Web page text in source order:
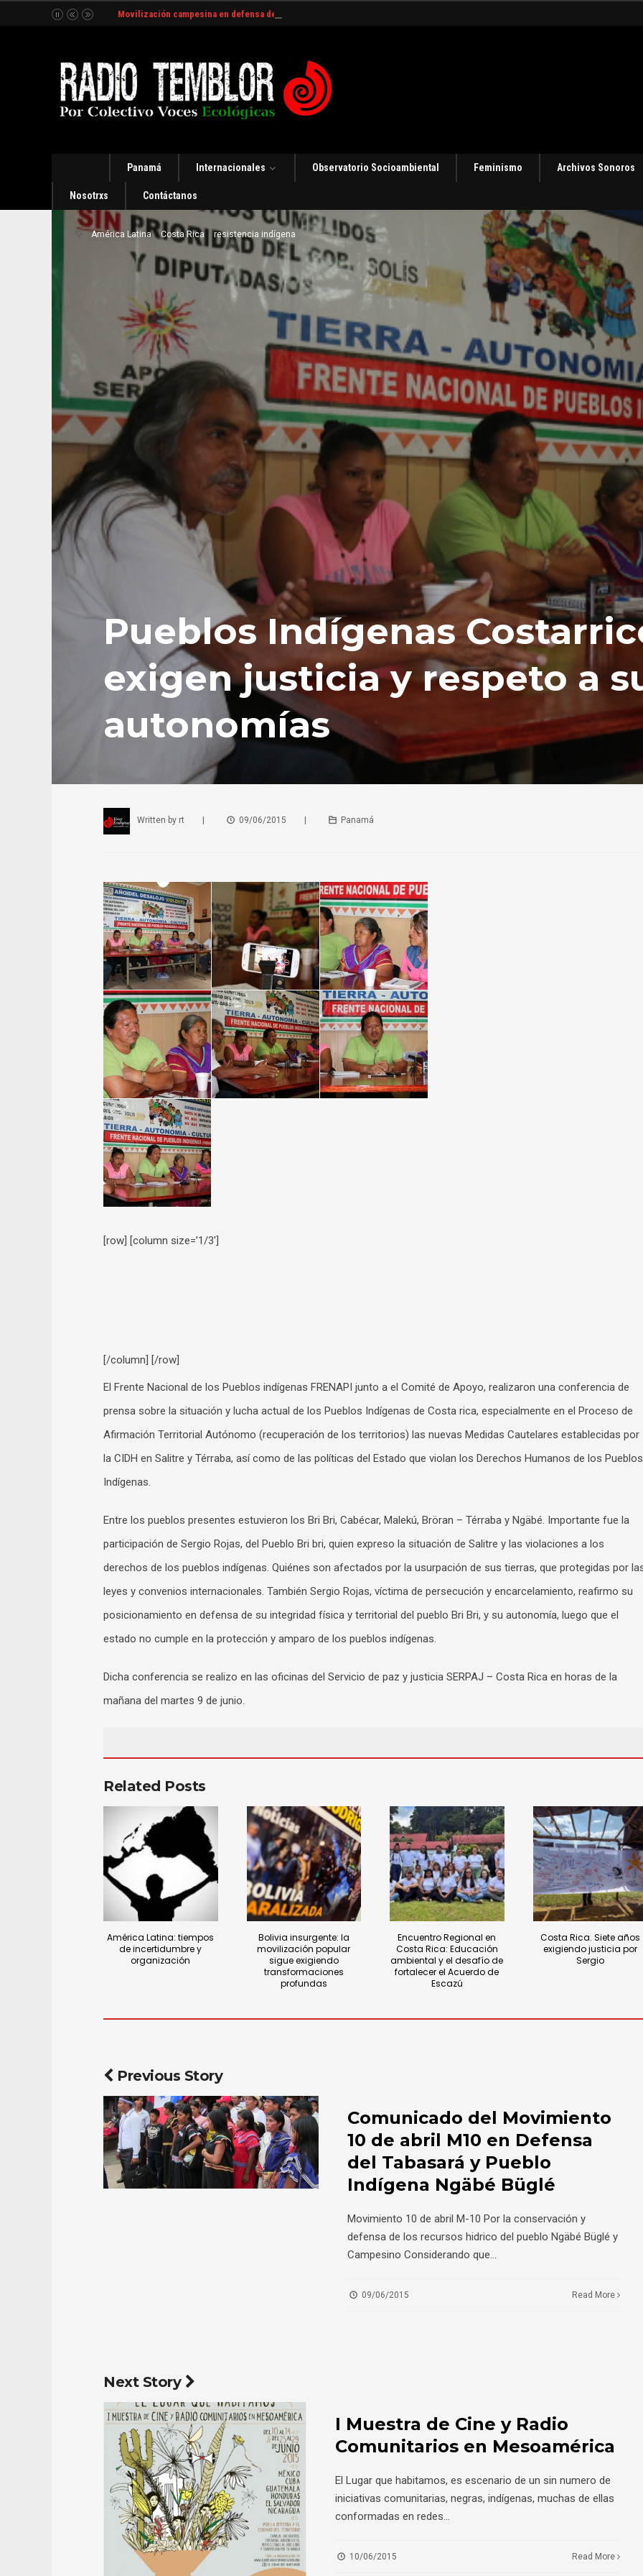
Movilización campesina en defensa del Río Indio en Panamá [Audio]
Panamá Internacionales Observatorio Socioambiental Feminismo Archivos Sonoros
Nosotrxs Contáctanos
América Latina Costa Rica resistencia indígena
Pueblos Indígenas
exigen justicia y respeto a
autonomías
Written by rt 09/06/2015 Panamá
[row] [column size=’1/3′]
[/column] [/row]
El Frente Nacional de los Pueblos indígenas FRENAPI junto a el Comité de Apoyo, realizaron una conferencia de
prensa sobre la situación y lucha actual de los Pueblos Indígenas de Costa rica, especialmente en el Proceso de
Afirmación Territorial Autónomo (recuperación de los territorios) las nuevas Medidas Cautelares establecidas por
la CIDH en Salitre y Térraba, así como de las políticas del Estado que violan los Derechos Humanos de los Pueblos
Indígenas.
Entre los pueblos presentes estuvieron los Bri Bri, Cabécar, Malekú, Bröran – Térraba y Ngäbé. Importante fue la
participación de Sergio Rojas, del Pueblo Bri bri, quien expreso la situación de Salitre y las violaciones a los
derechos de los pueblos indígenas. Quiénes son afectados por la usurpación de sus tierras, que protegidas por
leyes y convenios internacionales. También Sergio Rojas, víctima de persecución y encarcelamiento, reafirmo su
posicionamiento en defensa de su integridad física y territorial del pueblo Bri Bri, y su autonomía, luego que el
estado no cumple en la protección y amparo de los pueblos indígenas.
Dicha conferencia se realizo en las oficinas del Servicio de paz y justicia SERPAJ – Costa Rica en horas de la
mañana del martes 9 de junio.
Related Posts
América Latina: tiempos
de incertidumbre y
organización
Bolivia insurgente: la
movilización popular
sigue exigiendo
transformaciones
profundas
Encuentro Regional en
Costa Rica: Educación
ambiental y el desafío de
fortalecer el Acuerdo de
Escazú
Costa Rica. Siete años
exigiendo justicia por
Sergio
Previous Story
Comunicado del Movimiento
10 de abril M10 en Defensa
del Tabasará y Pueblo
Indígena Ngäbé Büglé
Movimiento 10 de abril M-10 Por la conservación y
defensa de los recursos hidrico del pueblo Ngäbé Büglé y
Campesino Considerando que...
09/06/2015 Read More
Next Story
I Muestra de Cine y Radio
Comunitarios en Mesoamérica
El Lugar que habitamos, es escenario de un sin numero de
iniciativas comunitarias, negras, indígenas, muchas de ellas
conformadas en redes...
10/06/2015 Read More